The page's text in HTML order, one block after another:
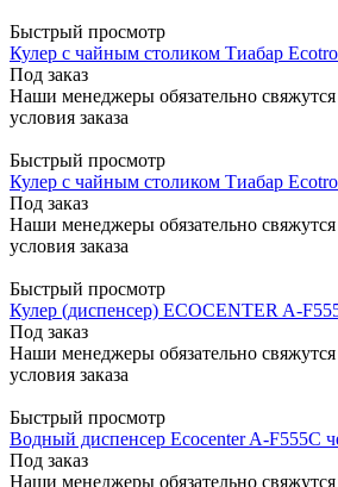
Быстрый просмотр
Кулер с чайным столиком Тиабар
Под заказ
Наши менеджеры обязательно
условия заказа
Быстрый просмотр
Кулер с чайным столиком Тиабар
Под заказ
Наши менеджеры обязательно
условия заказа
Быстрый просмотр
Кулер (диспенсер) ECOCENTER A-
Под заказ
Наши менеджеры обязательно
условия заказа
Быстрый просмотр
Водный диспенсер Ecocenter A-F555C
Под заказ
Наши менеджеры обязательно